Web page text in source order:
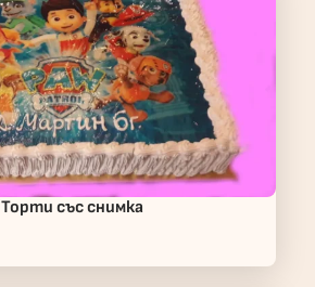
Торти със снимка